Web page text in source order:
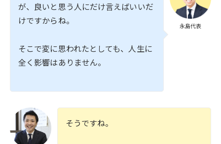
永島代表
が、良いと思う人にだけ言えばいいだ
けですからね。
そこで変に思われたとしても、人生に
全く影響はありません。
そうですね。